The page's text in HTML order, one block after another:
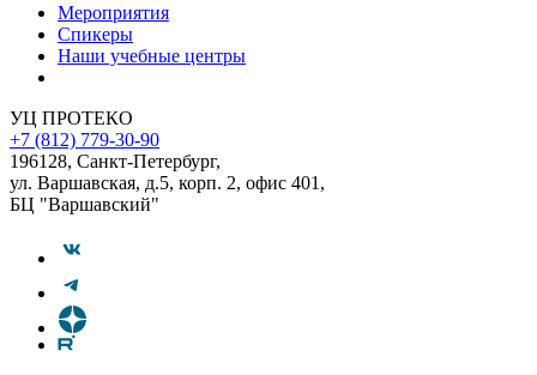
Мероприятия
Спикеры
Наши учебные центры
УЦ ПРОТЕКО
+7 (812) 779-30-90
196128, Санкт-Петербург,
ул. Варшавская, д.5, корп. 2, офис 401,
БЦ "Варшавский"